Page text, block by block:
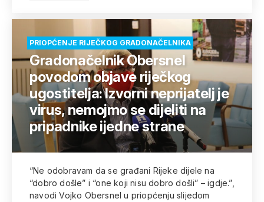
PRIOPĆENJE RIJEČKOG GRADONAČELNIKA
Gradonačelnik Obersnel
povodom objave riječkog
ugostitelja: Izvorni neprijatelj je
virus, nemojmo se dijeliti na
pripadnike ijedne strane
“Ne odobravam da se građani Rijeke dijele na
“dobro došle” i “one koji nisu dobro došli” – igdje.”,
navodi Vojko Obersnel u priopćenju slijedom